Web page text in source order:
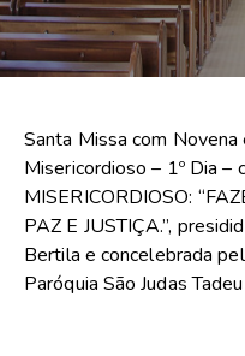
Santa Missa com Novena
Misericordioso – 1º Dia –
MISERICORDIOSO:
PAZ E JUSTIÇA.”,
Bertila e concelebrada
Paróquia São Judas